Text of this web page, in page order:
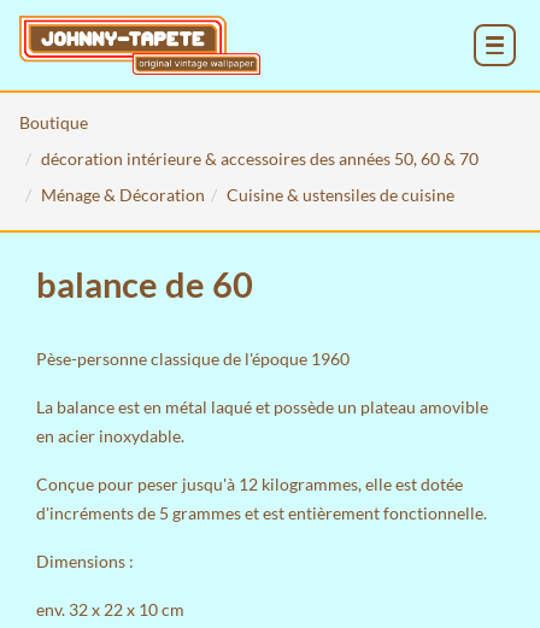
Boutique
décoration intérieure & accessoires des années 50, 60 & 70
Ménage & Décoration
Cuisine & ustensiles de cuisine
balance de 60
Pèse-personne classique de l'époque 1960
La balance est en métal laqué et possède un plateau amovible
en acier inoxydable.
Conçue pour peser jusqu'à 12 kilogrammes, elle est dotée
d'incréments de 5 grammes et est entièrement fonctionnelle.
Dimensions :
env. 32 x 22 x 10 cm